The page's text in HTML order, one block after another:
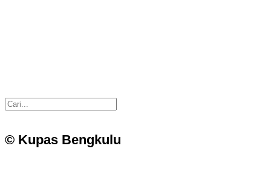
© Kupas Bengkulu